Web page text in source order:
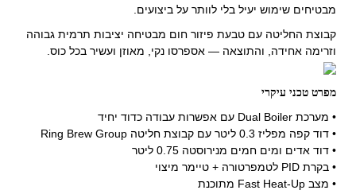
מבטיחים שימוש יעיל בלי לוותר על ביצועים.
קבוצת החליטה עם טבעת פיזור חום מבטיחה יציבות תרמית גבוהה
וזרימה אחידה, והתוצאה — אספרסו נקי, מאוזן ועשיר בכל כוס.
מפרט טכני עיקרי
• מערכת Dual Boiler עם אפשרות עבודה כדוד יחיד
• דוד קפה מפליז 0.3 ליטר עם קבוצת חליטה Ring Brew Group
• דוד אדים ומים חמים מנירוסטה 0.75 ליטר
• בקרת PID לטמפרטורה + טיימר מיצוי
• מצב Fast Heat-Up מתוכנת